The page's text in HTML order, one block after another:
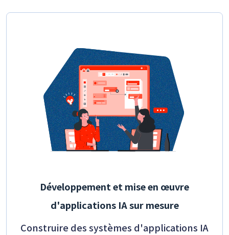
Développement et mise en œuvre
d'applications IA sur mesure
Construire des systèmes d'applications IA